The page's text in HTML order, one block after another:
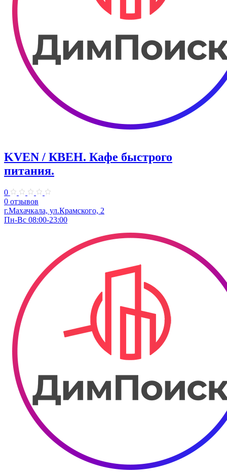
KVEN / КВЕН. Кафе быстрого
питания.
0
0 отзывов
г.Махачкала, ул.Крамского, 2
Пн-Вс 08:00-23:00